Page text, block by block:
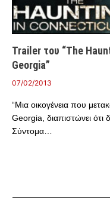
Trailer του “The
Georgia”
07/02/2013
“Μια οικογένεια που
Georgia, διαπιστώνει ότι
Σύντομα…